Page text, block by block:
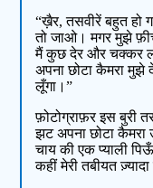
“ख़ैर, तसवीरें बहुत हो
तो जाओ। मगर मुझे
मैं कुछ देर और चक्कर
अपना छोटा कैमरा
लूँगा।”
फ़ोटोग्राफ़र इस बुरी
झट अपना छोटा
चाय की एक प्याली
कहीं मेरी तबीयत